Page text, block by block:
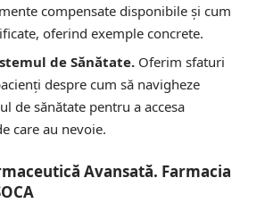
compensate disponibile și cum
oferind exemple concrete.
de Sănătate. Oferim sfaturi
despre cum să navigheze
de sănătate pentru a accesa
care au nevoie.
Avansată. Farmacia